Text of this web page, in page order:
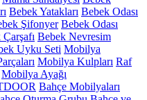
Bebek Yatakları Bebek Odası
Şifonyer Bebek Odası
Bebek Nevresim
Uyku Seti Mobilya
Mobilya Kulpları Raf
Mobilya Ayağı
Bahçe Mobilyaları